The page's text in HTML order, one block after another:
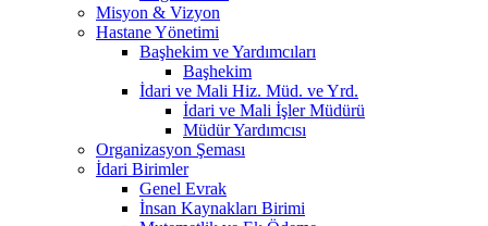
Misyon & Vizyon
Hastane Yönetimi
Başhekim ve Yardımcıları
Başhekim
İdari ve Mali Hiz. Müd. ve Yrd.
İdari ve Mali İşler Müdürü
Müdür Yardımcısı
Organizasyon Şeması
İdari Birimler
Genel Evrak
İnsan Kaynakları Birimi